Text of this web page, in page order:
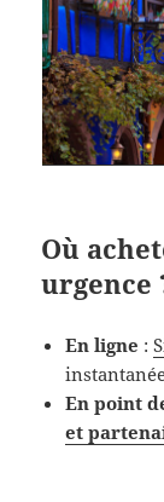
Où
urgence
En ligne :
En point
et